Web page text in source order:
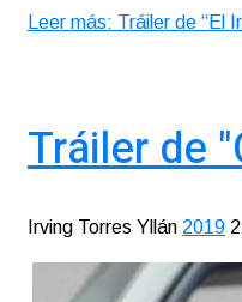
Leer más: Tráiler de “El
Tráiler de
Irving Torres Yllán 2019